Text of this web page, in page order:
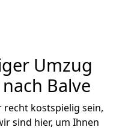
Umzug
Balve
kostspielig sein,
sind hier, um Ihnen